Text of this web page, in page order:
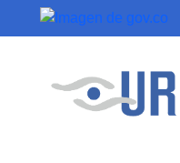
Saltar al contenido principal